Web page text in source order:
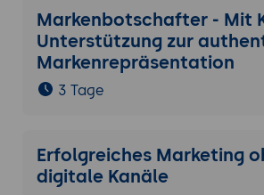
Markenbotschafter - Mit
Unterstützung zur
Markenrepräsentation
3 Tage
Erfolgreiches Marketing
digitale Kanäle